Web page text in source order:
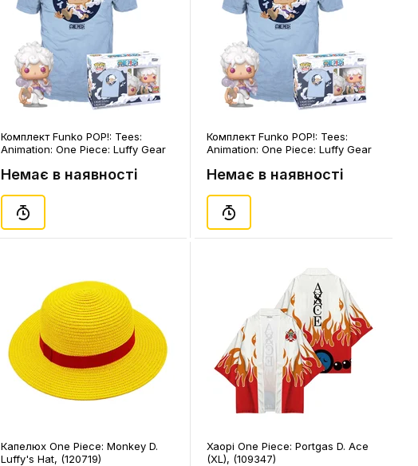
Комплект Funko POP!: Tees:
Animation: One Piece: Luffy Gear
Немає в наявності
Комплект Funko POP!: Tees:
Animation: One Piece: Luffy Gear
Немає в наявності
Капелюх One Piece: Monkey D.
Luffy's Hat, (120719)
Хаорі One Piece: Portgas D. Ace
(XL), (109347)